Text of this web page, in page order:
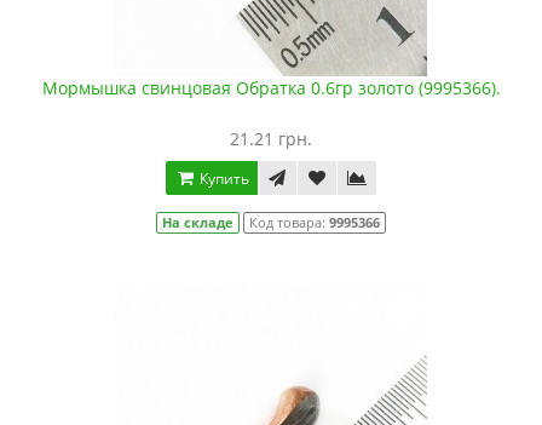
Мормышка свинцовая Обратка 0.6гр золото (9995366).
21.21 грн.
Купить
На складе Код товара: 9995366